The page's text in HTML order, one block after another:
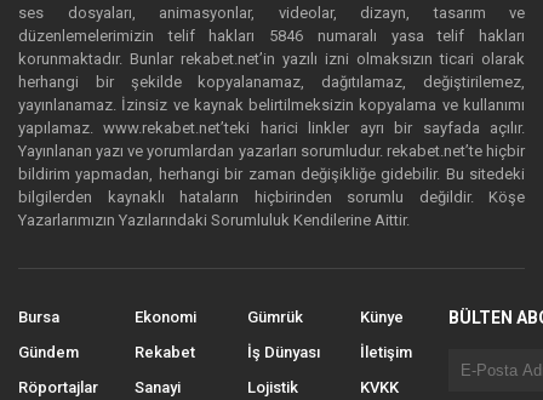
ses dosyaları, animasyonlar, videolar, dizayn, tasarım ve
düzenlemelerimizin telif hakları 5846 numaralı yasa telif hakları
korunmaktadır. Bunlar rekabet.net’in yazılı izni olmaksızın ticari olarak
herhangi bir şekilde kopyalanamaz, dağıtılamaz, değiştirilemez,
yayınlanamaz. İzinsiz ve kaynak belirtilmeksizin kopyalama ve kullanımı
yapılamaz. www.rekabet.net’teki harici linkler ayrı bir sayfada açılır.
Yayınlanan yazı ve yorumlardan yazarları sorumludur. rekabet.net’te hiçbir
bildirim yapmadan, herhangi bir zaman değişikliğe gidebilir. Bu sitedeki
bilgilerden kaynaklı hataların hiçbirinden sorumlu değildir. Köşe
Yazarlarımızın Yazılarındaki Sorumluluk Kendilerine Aittir.
Bursa
Gündem
Röportajlar
Ekonomi
Rekabet
Sanayi
Gümrük
İş Dünyası
Lojistik
Künye
İletişim
KVKK
BÜLTEN